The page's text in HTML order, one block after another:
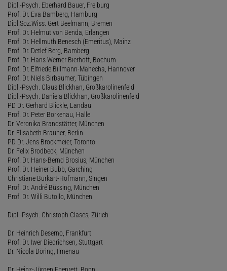
Dipl.-Psych. Eberhard Bauer, Freiburg
Prof. Dr. Eva Bamberg, Hamburg
Dipl.Soz.Wiss. Gert Beelmann, Bremen
Prof. Dr. Helmut von Benda, Erlangen
Prof. Dr. Hellmuth Benesch (Emeritus), Mainz
Prof. Dr. Detlef Berg, Bamberg
Prof. Dr. Hans Werner Bierhoff, Bochum
Prof. Dr. Elfriede Billmann-Mahecha, Hannover
Prof. Dr. Niels Birbaumer, Tübingen
Dipl.-Psych. Claus Blickhan, Großkarolinenfeld
Dipl.-Psych. Daniela Blickhan, Großkarolinenfeld
PD Dr. Gerhard Blickle, Landau
Prof. Dr. Peter Borkenau, Halle
Dr. Veronika Brandstätter, München
Dr. Elisabeth Brauner, Berlin
PD Dr. Jens Brockmeier, Toronto
Dr. Felix Brodbeck, München
Prof. Dr. Hans-Bernd Brosius, München
Prof. Dr. Heiner Bubb, Garching
Christiane Burkart-Hofmann, Singen
Prof. Dr. André Büssing, München
Prof. Dr. Willi Butollo, München
Dipl.-Psych. Christoph Clases, Zürich
Dr. Heinrich Deserno, Frankfurt
Prof. Dr. Iwer Diedrichsen, Stuttgart
Dr. Nicola Döring, Ilmenau
Dr. Heinz-Jürgen Ebenrett, Bonn